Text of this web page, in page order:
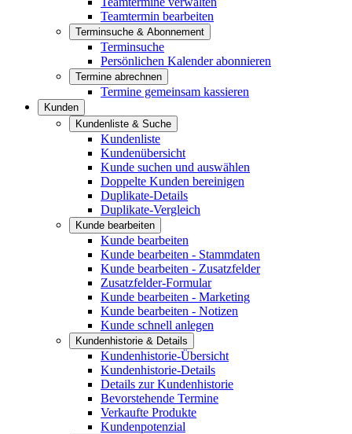
Teamtermin bearbeiten
Terminsuche & Abonnement
Terminsuche
Persönlichen Kalender abonnieren
Termine abrechnen
Termine gemeinsam kassieren
Kunden
Kundenliste & Suche
Kundenliste
Kundenübersicht
Kunde suchen und auswählen
Doppelte Kunden bereinigen
Duplikate-Details
Duplikate-Vergleich
Kunde bearbeiten
Kunde bearbeiten
Kunde bearbeiten - Stammdaten
Kunde bearbeiten - Zusatzfelder
Zusatzfelder-Formular
Kunde bearbeiten - Marketing
Kunde bearbeiten - Notizen
Kunde schnell anlegen
Kundenhistorie & Details
Kundenhistorie-Übersicht
Kundenhistorie-Details
Details zur Kundenhistorie
Bevorstehende Termine
Verkaufte Produkte
Kundenpotenzial